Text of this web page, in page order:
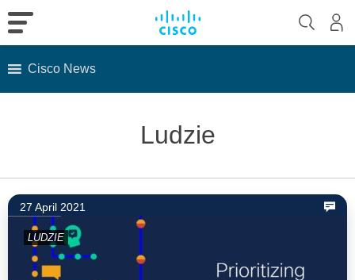
Cisco News
Ludzie
27 April 2021
LUDZIE